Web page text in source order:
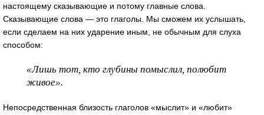
настоящему сказывающие и потому главные слова.
Сказывающие слова — это глаголы. Мы сможем их услышать,
если сделаем на них ударение иным, не обычным для слуха
способом:
«Лишь тот, кто глубины помыслил, полюбит
живое».
Непосредственная близость глаголов «мыслит» и «любит»